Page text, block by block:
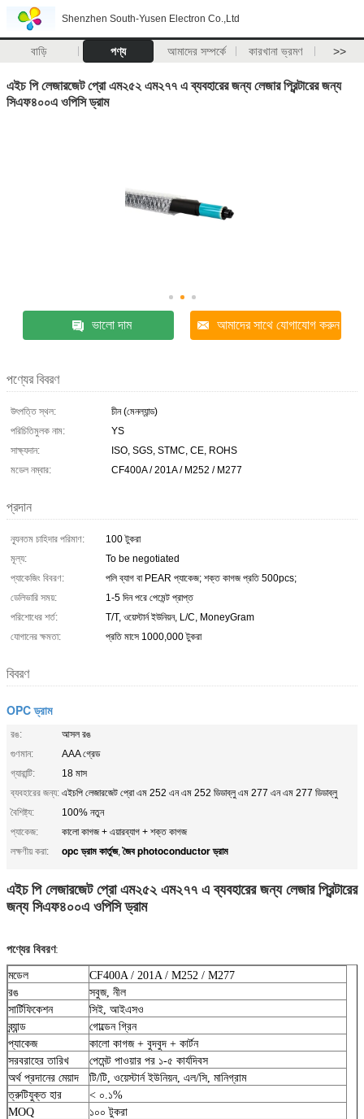
Shenzhen South-Yusen Electron Co.,Ltd
বাড়ি পণ্য আমাদের সম্পর্কে কারখানা ভ্রমণ >>
এইচ পি লেজারজেট প্রো এম২৫২ এম২৭৭ এ ব্যবহারের জন্য লেজার প্রিন্টারের জন্য
সিএফ৪০০এ ওপিসি ড্রাম
ভালো দাম আমাদের সাথে যোগাযোগ করুন
পণ্যের বিবরণ
উৎপত্তি স্থল:
চীন (মেনল্যান্ড)
পরিচিতিমুলক নাম:
YS
সাক্ষ্যদান:
ISO, SGS, STMC, CE, ROHS
মডেল নম্বার:
CF400A / 201A / M252 / M277
প্রদান
ন্যূনতম চাহিদার পরিমাণ:
100 টুকরা
মূল্য:
To be negotiated
প্যাকেজিং বিবরণ:
পলি ব্যাগ বা PEAR প্যাকেজ; শক্ত কাগজ প্রতি 500pcs;
ডেলিভারি সময়:
1-5 দিন পরে পেমেন্ট প্রাপ্ত
পরিশোধের শর্ত:
T/T, ওয়েস্টার্ন ইউনিয়ন, L/C, MoneyGram
যোগানের ক্ষমতা:
প্রতি মাসে 1000,000 টুকরা
বিবরণ
OPC ড্রাম
রঙ:
আসল রঙ
গুণমান:
AAA গ্রেড
গ্যারান্টি:
18 মাস
ব্যবহারের জন্য: এইচপি লেজারজেট প্রো এম 252 এন এম 252 ডিডাব্লু এম 277 এন এম 277 ডিডাব্লু
বৈশিষ্ট্য:
100% নতুন
প্যাকেজ:
কালো কাগজ + এয়ারব্যাগ + শক্ত কাগজ
লক্ষণীয় করা:
opc ড্রাম কার্তুজ,জৈব photoconductor ড্রাম
এইচ পি লেজারজেট প্রো এম২৫২ এম২৭৭ এ ব্যবহারের জন্য লেজার প্রিন্টারের
জন্য সিএফ৪০০এ ওপিসি ড্রাম
পণ্যের বিবরণ:
মডেল
CF400A / 201A / M252 / M277
রঙ
সবুজ, নীল
সার্টিফিকেশন
সিই, আইএসও
ব্র্যান্ড
গোল্ডেন গ্রিন
প্যাকেজ
কালো কাগজ + বুদবুদ + কার্টন
সরবরাহের তারিখ
পেমেন্ট পাওয়ার পর ১-৫ কার্যদিবস
অর্থ প্রদানের মেয়াদ
টি/টি, ওয়েস্টার্ন ইউনিয়ন, এল/সি, মানিগ্রাম
ত্রুটিযুক্ত হার
< ০.১%
MOQ
১০০ টুকরা